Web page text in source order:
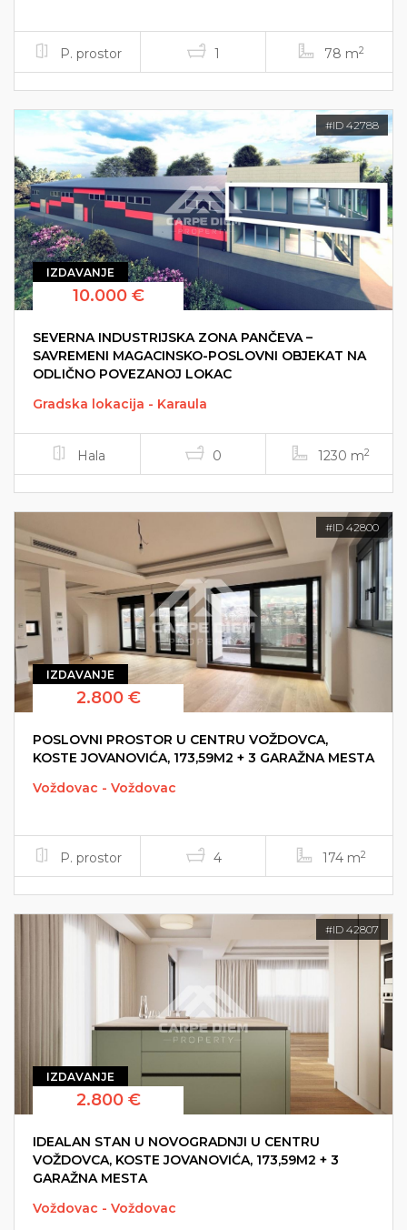
P. prostor 1 78 m2
#ID 42788
IZDAVANJE
10.000 €
SEVERNA INDUSTRIJSKA ZONA PANČEVA –
SAVREMENI MAGACINSKO-POSLOVNI OBJEKAT NA
ODLIČNO POVEZANOJ LOKAC
Gradska lokacija - Karaula
Hala 0 1230 m2
#ID 42800
IZDAVANJE
2.800 €
POSLOVNI PROSTOR U CENTRU VOŽDOVCA,
KOSTE JOVANOVIĆA, 173,59M2 + 3 GARAŽNA MESTA
Voždovac - Voždovac
P. prostor 4 174 m2
#ID 42807
IZDAVANJE
2.800 €
IDEALAN STAN U NOVOGRADNJI U CENTRU
VOŽDOVCA, KOSTE JOVANOVIĆA, 173,59M2 + 3
GARAŽNA MESTA
Voždovac - Voždovac